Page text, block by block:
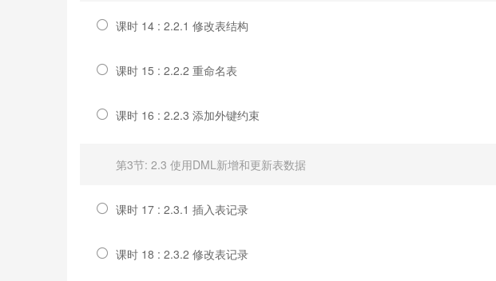
课时 14 : 2.2.1 修改表结构
课时 15 : 2.2.2 重命名表
课时 16 : 2.2.3 添加外键约束
第3节: 2.3 使用DML新增和更新表数据
课时 17 : 2.3.1 插入表记录
课时 18 : 2.3.2 修改表记录